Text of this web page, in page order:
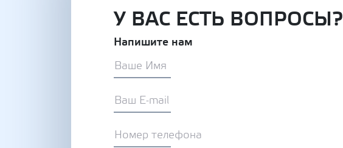
У ВАС ЕСТЬ ВОПРОСЫ?
Напишите нам